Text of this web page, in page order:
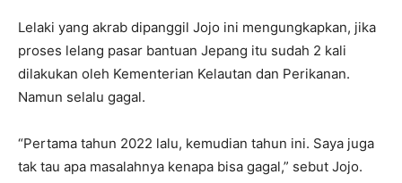
Lelaki yang akrab dipanggil Jojo ini mengungkapkan, jika
proses lelang pasar bantuan Jepang itu sudah 2 kali
dilakukan oleh Kementerian Kelautan dan Perikanan.
Namun selalu gagal.
“Pertama tahun 2022 lalu, kemudian tahun ini. Saya juga
tak tau apa masalahnya kenapa bisa gagal,” sebut Jojo.